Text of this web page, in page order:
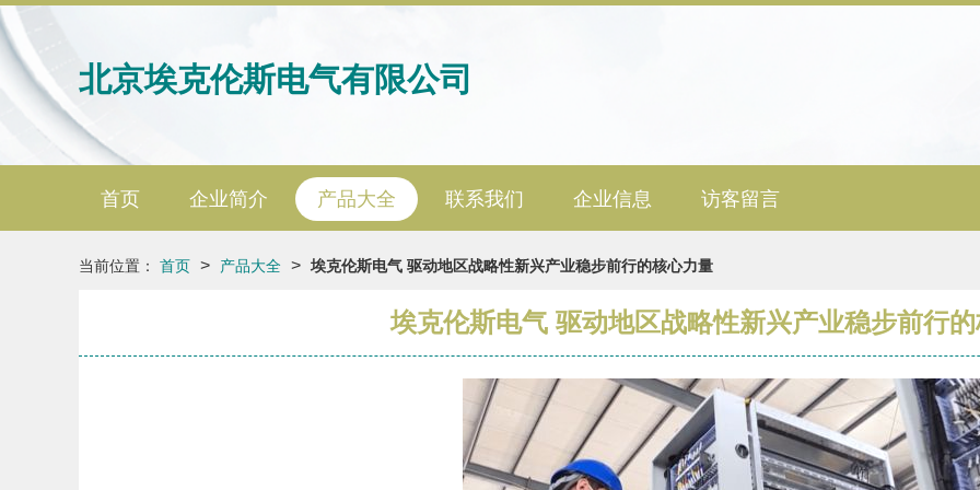
北京埃克伦斯电气有限公司
首页 企业简介 产品大全 联系我们 企业信息 访客留言
当前位置： 首页 > 产品大全 > 埃克伦斯电气 驱动地区战略性新兴产业稳步前行的核心力量
埃克伦斯电气 驱动地区战略性新兴产业稳步前行